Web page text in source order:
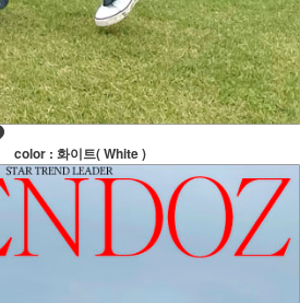
color : 화이트( White )